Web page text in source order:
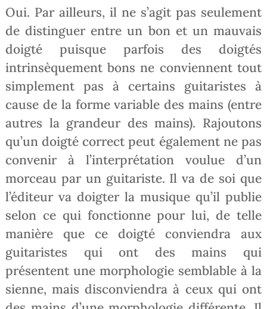
Oui. Par ailleurs, il ne s’agit pas seulement
de distinguer entre un bon et un mauvais
doigté puisque parfois des doigtés
intrinsèquement bons ne conviennent tout
simplement pas à certains guitaristes à
cause de la forme variable des mains (entre
autres la grandeur des mains). Rajoutons
qu’un doigté correct peut également ne pas
convenir à l’interprétation voulue d’un
morceau par un guitariste. Il va de soi que
l’éditeur va doigter la musique qu’il publie
selon ce qui fonctionne pour lui, de telle
manière que ce doigté conviendra aux
guitaristes qui ont des mains qui
présentent une morphologie semblable à la
sienne, mais disconviendra à ceux qui ont